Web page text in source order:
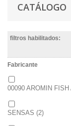
CATÁLOGO
filtros habilitados:
Fabricante
00090 AROMIN
SENSAS (2)